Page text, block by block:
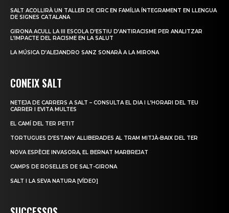
SALT ACOLLIRÀ UN TALLER DE CIRC EN FAMÍLIA ÍNTEGRAMENT EN LLENGUA
DE SIGNES CATALANA
GIRONA ACULL LA III ESCOLA D’ESTIU D’ANTIRACISME PER ANALITZAR
L’IMPACTE DEL RACISME EN LA SALUT
LA MÚSICA D’ALEJANDRO SANZ SONARÀ A LA MIRONA
CONEIX SALT
NETEJA DE CARRERS A SALT – CONSULTA EL DIA I L’HORARI DEL TEU
CARRER I EVITA MULTES
EL CAMÍ DEL TER PETIT
TORTUGUES D’ESTANY ALLIBERADES AL TRAM MITJÀ-BAIX DEL TER
NOVA ESPÈCIE INVASORA, EL BERNAT MARBREJAT
CAMPS DE ROSELLES DE SALT-GIRONA
SALT I LA SEVA NATURA [VÍDEO]